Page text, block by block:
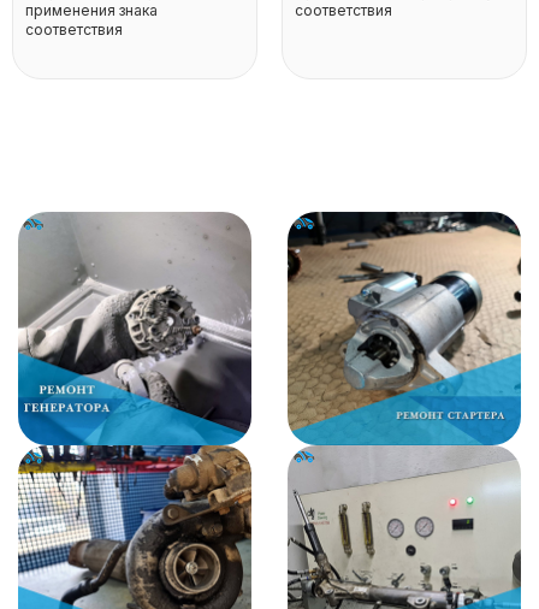
применения знака
соответствия
соответствия